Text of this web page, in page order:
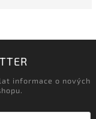
informace o nových